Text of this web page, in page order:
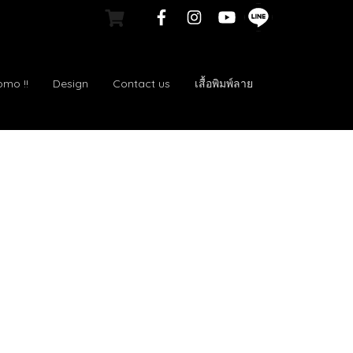
!! Design Contact us เสื้อพิมพ์ลาย